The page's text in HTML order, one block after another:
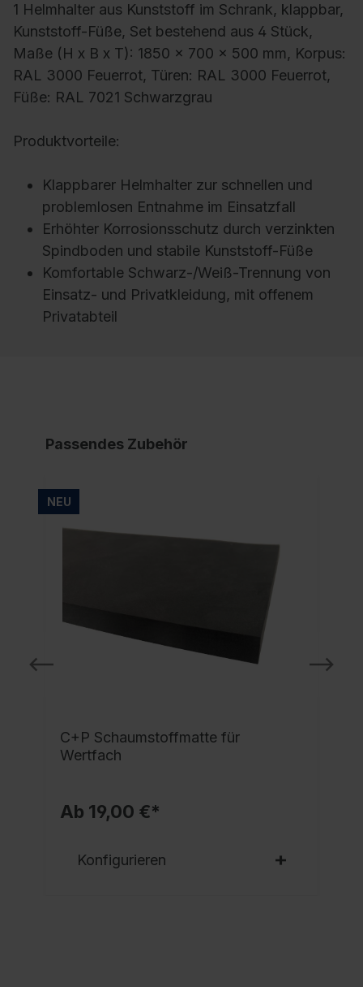
1 Helmhalter aus Kunststoff im Schrank, klappbar,
Kunststoff-Füße, Set bestehend aus 4 Stück,
Maße (H x B x T): 1850 x 700 x 500 mm, Korpus:
RAL 3000 Feuerrot, Türen: RAL 3000 Feuerrot,
Füße: RAL 7021 Schwarzgrau
Produktvorteile:
Klappbarer Helmhalter zur schnellen und
problemlosen Entnahme im Einsatzfall
Erhöhter Korrosionsschutz durch verzinkten
Spindboden und stabile Kunststoff-Füße
Komfortable Schwarz-/Weiß-Trennung von
Einsatz- und Privatkleidung, mit offenem
Privatabteil
Passendes Zubehör
NEU
C+P Schaumstoffmatte für
Wertfach
Ab 19,00 €*
Konfigurieren